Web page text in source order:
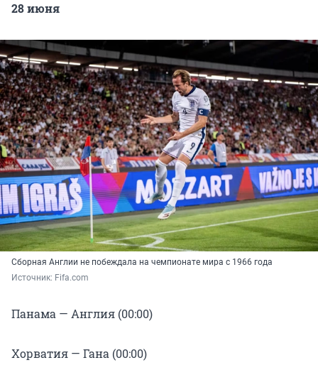
28 июня
Сборная Англии не побеждала на чемпионате мира с 1966 года
Источник: Fifa.сom
Панама — Англия (00:00)
Хорватия — Гана (00:00)